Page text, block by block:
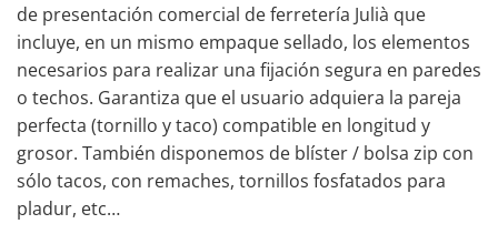
de presentación comercial de ferretería Julià que
incluye, en un mismo empaque sellado, los elementos
necesarios para realizar una fijación segura en paredes
o techos. Garantiza que el usuario adquiera la pareja
perfecta (tornillo y taco) compatible en longitud y
grosor. También disponemos de blíster / bolsa zip con
sólo tacos, con remaches, tornillos fosfatados para
pladur, etc…